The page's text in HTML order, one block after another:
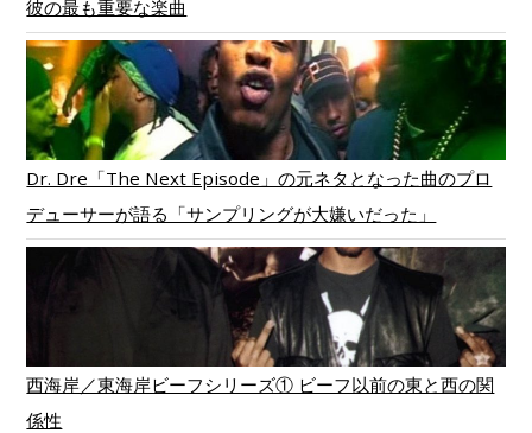
彼の最も重要な楽曲
Dr. Dre「The Next Episode」の元ネタとなった曲のプロ
デューサーが語る「サンプリングが大嫌いだった」
西海岸／東海岸ビーフシリーズ① ビーフ以前の東と西の関
係性